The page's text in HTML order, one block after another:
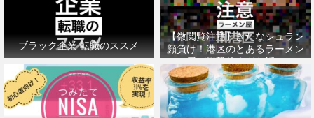
ブラック企業 転職のススメ
【微閲覧注意】きたなシュラン
顔負け！港区のとあるラーメン
屋が衝撃的すぎた話。